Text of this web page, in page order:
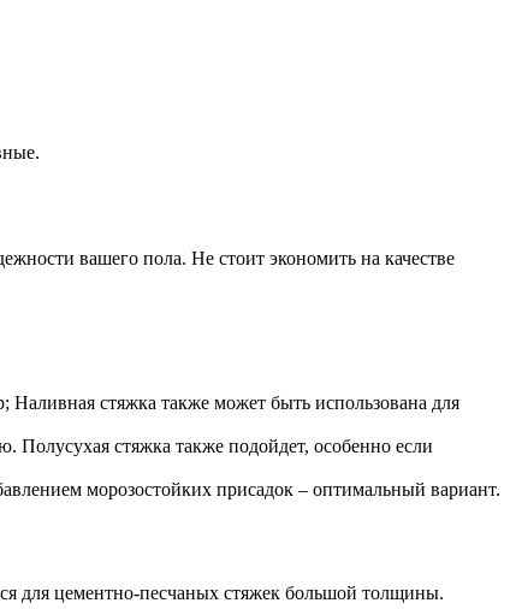
вашего пола. Не стоит экономить на качестве
стяжка также может быть использована для
Полусухая стяжка также подойдет, особенно если
морозостойких присадок – оптимальный вариант.
для цементно-песчаных стяжек большой толщины.